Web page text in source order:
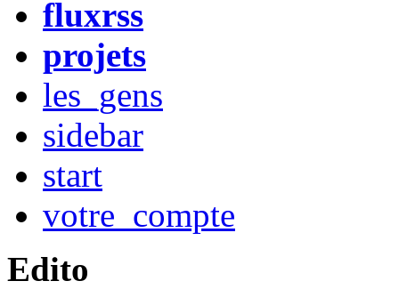
fluxrss
projets
les_gens
sidebar
start
votre_compte
Edito